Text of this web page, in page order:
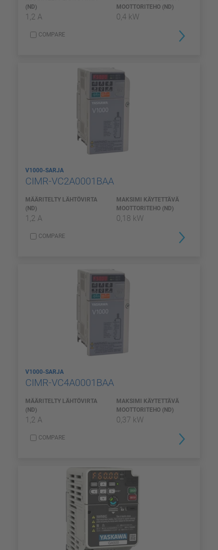
(ND)
1,2 A
MOOTTORITEHO (ND)
0,4 kW
COMPARE
V1000-SARJA
CIMR-VC2A0001BAA
MÄÄRITELTY LÄHTÖVIRTA
(ND)
1,2 A
MAKSIMI KÄYTETTÄVÄ
MOOTTORITEHO (ND)
0,18 kW
COMPARE
V1000-SARJA
CIMR-VC4A0001BAA
MÄÄRITELTY LÄHTÖVIRTA
(ND)
1,2 A
MAKSIMI KÄYTETTÄVÄ
MOOTTORITEHO (ND)
0,37 kW
COMPARE